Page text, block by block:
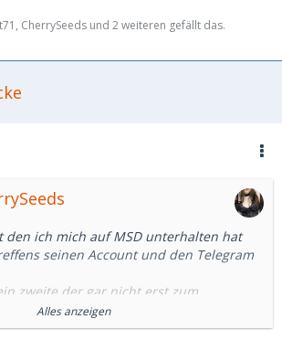
weiß wirklich nicht was das soll und ich
erlebt der Bilder von einem polnischen
Da frage ich mich immernoch wie er
Treffen vorgestellt hat.
neue Anfragen. Aber die wenigsten
doch viele viele Stunden darin
CherrySeeds und 2 weiteren gefällt das.
den ich mich auf MSD unterhalten hat
seinen Account und den Telegram
zweite der gar nicht erst zum
kam, dabei hieß es er wäre gleich da.
ich dann auch gegangen.
Alles anzeigen